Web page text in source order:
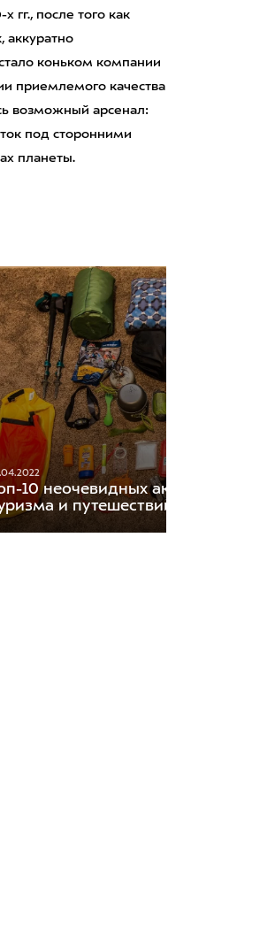
гг., после того как
аккуратно
коньком компании
приемлемого качества
возможный арсенал:
под сторонними
планеты.
10 неочевидных аксессуаров для
и путешествий